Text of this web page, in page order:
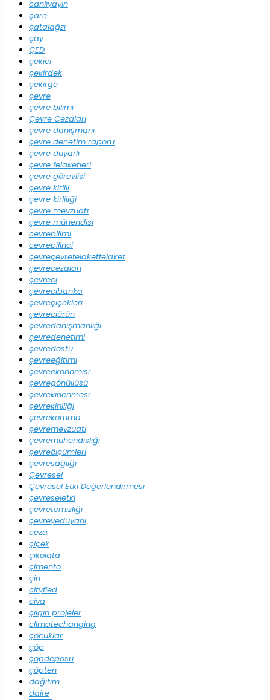
canlıyayın
çare
çatalağzı
çay
ÇED
çekici
çekirdek
çekirge
çevre
çevre bilimi
Çevre Cezaları
çevre danışmanı
çevre denetim raporu
çevre duyarlı
çevre felaketleri
çevre görevlisi
çevre kirlili
çevre kirliliği
çevre mevzuatı
çevre mühendisi
cevrebilimi
cevrebilinci
çevreçevrefelaketfelaket
çevrecezaları
çevreci
çevrecibanka
çevreçiçekleri
çevreciürün
çevredanışmanlığı
çevredenetimi
çevredostu
çevreeğitimi
çevreekonomisi
çevregönüllüsü
çevrekirlenmesi
çevrekirliliği
çevrekoruma
çevremevzuatı
çevremühendisliği
çevreölçümleri
çevresağlığı
Çevresel
Çevresel Etki Değerlendirmesi
çevreseletki
çevretemizliği
çevreyeduyarlı
ceza
çiçek
çikolata
çimento
çin
cityfied
civa
çılgın projeler
climatechanging
çocuklar
çöp
çöpdeposu
çöpten
dağıtım
daire